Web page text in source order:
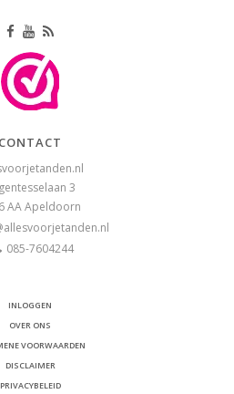
CONTACT
3
AAApeldoorn
085-7604244
INLOGGEN
OVER ONS
VOORWAARDEN
DISCLAIMER
PRIVACYBELEID